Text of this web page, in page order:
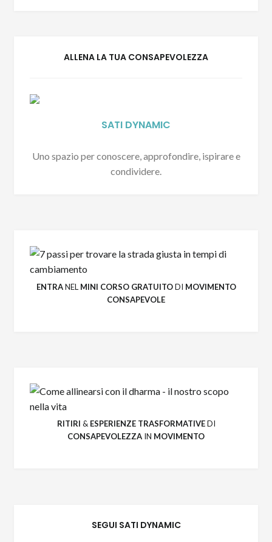
ALLENA LA TUA CONSAPEVOLEZZA
SATI DYNAMIC
Uno spazio per conoscere, approfondire, ispirare e
condividere.
ENTRANELMINI CORSO GRATUITODI MOVIMENTO
CONSAPEVOLE
RITIRI & ESPERIENZE TRASFORMATIVEDI
CONSAPEVOLEZZA IN MOVIMENTO
SEGUI SATI DYNAMIC